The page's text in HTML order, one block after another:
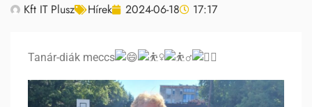
Kft IT Plusz Hírek 2024-06-18 17:17
Tanár-diák meccs